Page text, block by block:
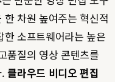
차원 높여주는 혁신적
소프트웨어라는 높은
품질의 영상 콘텐츠를
.클라우드 비디오 편집